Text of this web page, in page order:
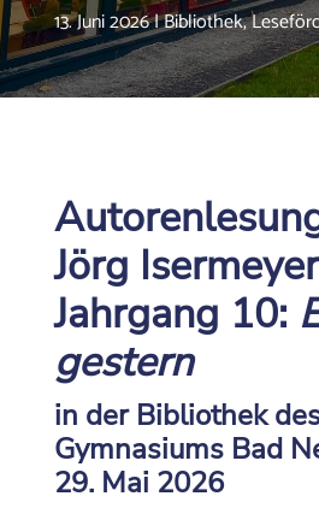
13. Juni 2026|Bibliothek,
Jörg
Jahrgang 10:
gestern
in der Bibliothek
Gymnasiums Bad
29. Mai 2026